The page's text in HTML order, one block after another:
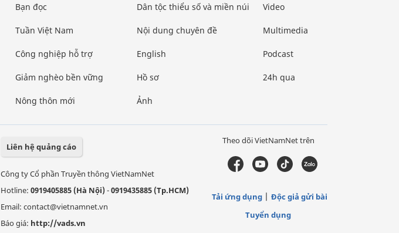
Bạn đọc
Tuần Việt Nam
Công nghiệp hỗ trợ
Giảm nghèo bền vững
Nông thôn mới
Dân tộc thiểu số và miền núi
Nội dung chuyên đề
English
Hồ sơ
Ảnh
Video
Multimedia
Podcast
24h qua
Liên hệ quảng cáo
Công ty Cổ phần Truyền thông VietNamNet
Hotline: 0919405885 (Hà Nội)-0919435885 (Tp.HCM)
Email: contact@vietnamnet.vn
Báo giá: http://vads.vn
Theo dõi VietNamNet trên
Tải ứng dụng
Độc giả gửi bài
Tuyển dụng